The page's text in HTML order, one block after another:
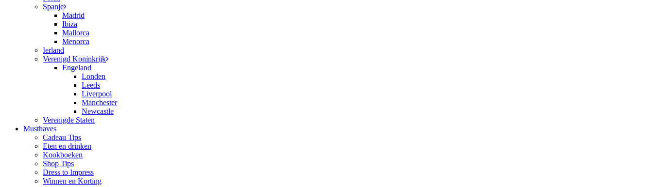
Spanje
Madrid
Ibiza
Mallorca
Menorca
Ierland
Verenigd Koninkrijk
Engeland
Londen
Leeds
Liverpool
Manchester
Newcastle
Verenigde Staten
Musthaves
Cadeau Tips
Eten en drinken
Kookboeken
Shop Tips
Dress to Impress
Winnen en Korting